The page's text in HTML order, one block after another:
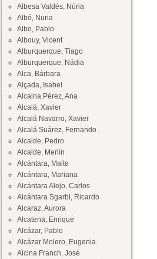
Albesa Valdés, Núria
Albó, Nuria
Albo, Pablo
Albouy, Vicent
Alburquerque, Tiago
Alburquerque, Nádia
Alca, Bárbara
Alçada, Isabel
Alcaina Pérez, Ana
Alcalá, Xavier
Alcalá Navarro, Xavier
Alcalá Suárez, Fernando
Alcalde, Pedro
Alcalde, Merlín
Alcántara, Maite
Alcántara, Mariana
Alcántara Alejo, Carlos
Alcántara Sgarbi, Ricardo
Alcaraz, Aurora
Alcatena, Enrique
Alcázar, Pablo
Alcázar Molero, Eugenia
Alcina Franch, José